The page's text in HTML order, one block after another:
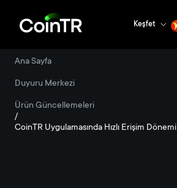
Keşfet
Ana Sayfa
Duyuru Merkezi
Ürün Güncellemeleri
/
CoinTR Uygulamasında Hızlı Erişim Dönemi